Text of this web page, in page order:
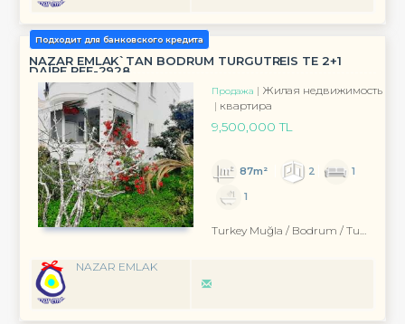
Подходит для банковского кредита
NAZAR EMLAK`TAN BODRUM TURGUTREİS TE 2+1
DAİRE REF-2928
Продажа
Жилая недвижимость
квартира
9,500,000 TL
87m² 2
1
1
Turkey Muğla / Bodrum / Turgutreis
NAZAR EMLAK